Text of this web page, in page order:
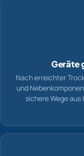
Geräte
Nach erreichter
und
sichere Wege